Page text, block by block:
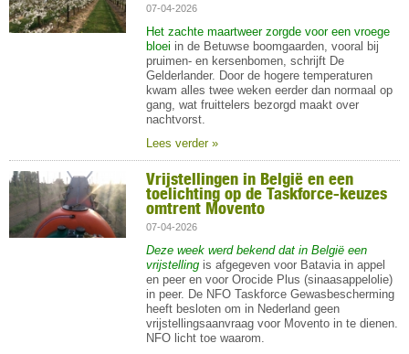
07-04-2026
Het zachte maartweer zorgde voor een vroege
bloei in de Betuwse boomgaarden, vooral bij
pruimen- en kersenbomen, schrijft De
Gelderlander. Door de hogere temperaturen
kwam alles twee weken eerder dan normaal op
gang, wat fruittelers bezorgd maakt over
nachtvorst.
Lees verder »
Vrijstellingen in België en een
toelichting op de Taskforce-keuzes
omtrent Movento
07-04-2026
Deze week werd bekend dat in België een
vrijstelling is afgegeven voor Batavia in appel
en peer en voor Orocide Plus (sinaasappelolie)
in peer. De NFO Taskforce Gewasbescherming
heeft besloten om in Nederland geen
vrijstellingsaanvraag voor Movento in te dienen.
NFO licht toe waarom.